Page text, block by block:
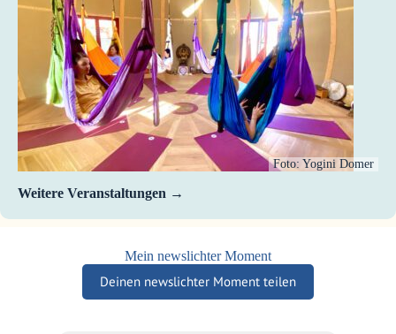
Foto: Yogini Domer
Weitere Veranstaltungen
Mein newslichter Moment
Deinen newslichter Moment teilen